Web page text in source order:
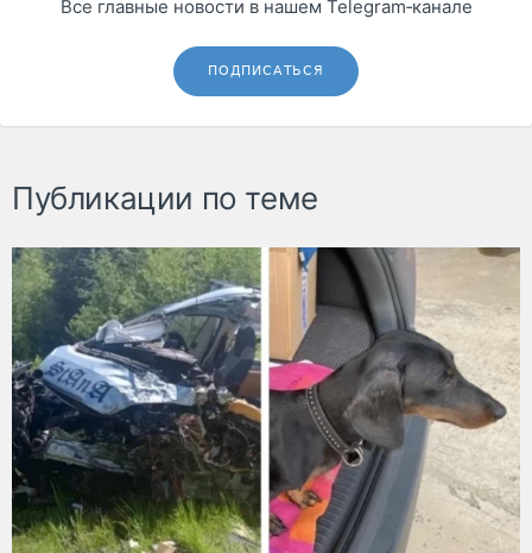
Все главные новости в нашем Telegram‑канале
ПОДПИСАТЬСЯ
Публикации по теме